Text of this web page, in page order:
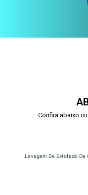
Confira abaixo
Lavagem De Estofado De